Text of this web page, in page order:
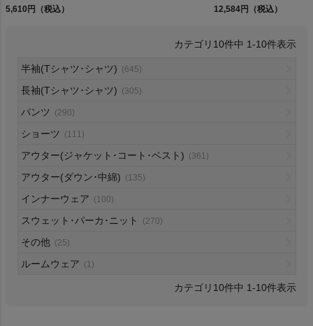
On
NIKE
CHUMS
HOKA
Patagonia Sleeveless
5,610円（税込）
TERREBONNE
12,584円（税込）
10件中 1-10件表示
半袖(Tシャツ･シャツ) (645)
長袖(Tシャツ･シャツ) (305)
パンツ (290)
ショーツ (111)
アウター(ジャケット･コート･ベスト) (361)
アウター(ダウン･中綿) (135)
インナーウェア (100)
スウェット･パーカ･ニット (270)
その他 (25)
ルームウェア (1)
10件中 1-10件表示